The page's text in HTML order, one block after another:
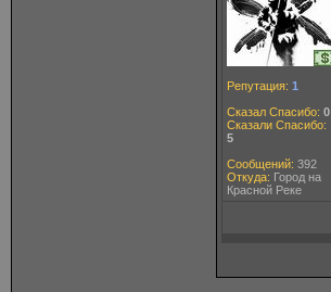
Репутация: 1
Сказал Спасибо: 0
Сказали Спасибо:
5
Сообщений: 392
Откуда: Город на
Красной Реке